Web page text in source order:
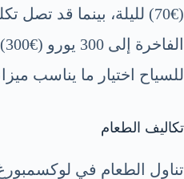
(€70) لليلة، بينما قد تصل
للسياح اختيار ما يناسب
تكاليف الطعام
تناول الطعام في